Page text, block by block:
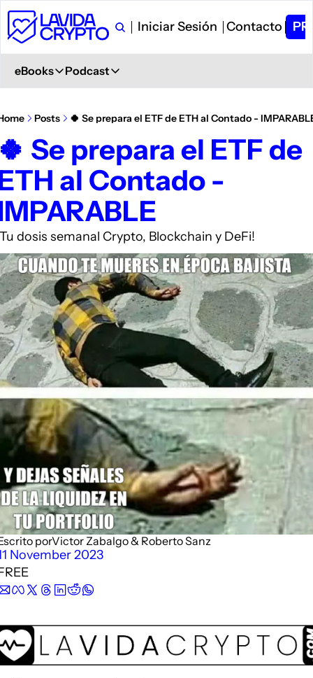
Iniciar Sesión Contacto
eBooks
eBooks
Primeros Pasos en Crypto
Glosario de Términos Crypto
+400 términos
PDF explicativo
Podcast
Podcast
Ver en YouTube
Spotify
Description
Description
Apple Podcast
Amazon Podcast
Description
YouTube Music
Description
Description
Posts 🍀 Se prepara el ETF de ETH al Contado -
Se prepara el ETF de
al Contado -
dosis semanal Crypto, Blockchain y DeFi!
porVictor Zabalgo & Roberto Sanz
November 2023